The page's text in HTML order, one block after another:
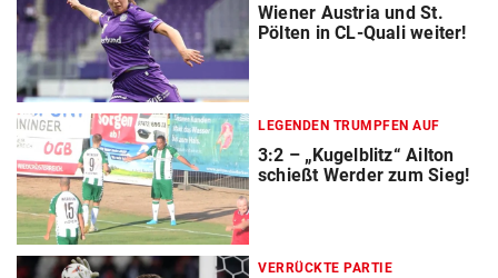
Wiener Austria und St.
Pölten in CL-Quali weiter!
LEGENDEN TRUMPFEN AUF
3:2 – „Kugelblitz“ Ailton
schießt Werder zum Sieg!
VERRÜCKTE PARTIE